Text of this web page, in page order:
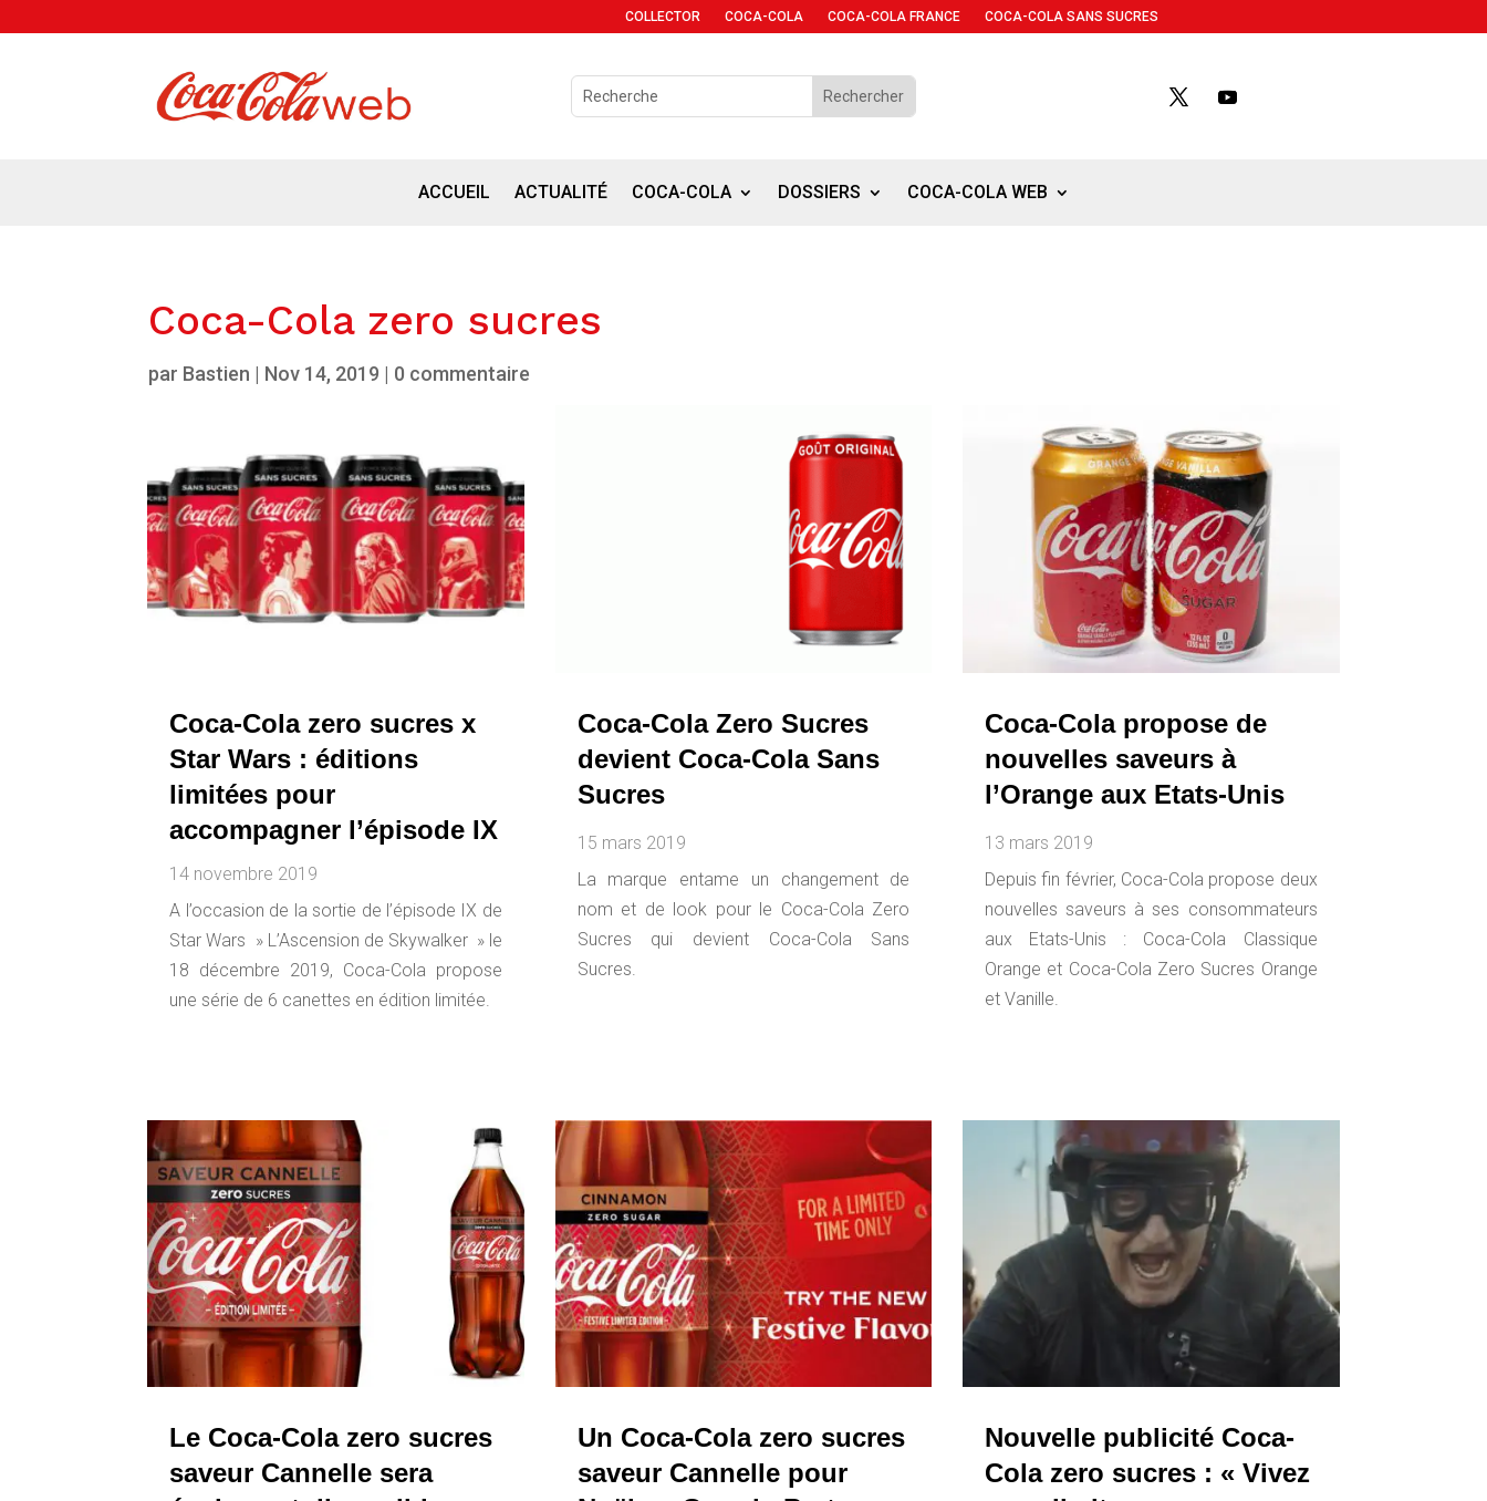
COLLECTOR COCA-COLA COCA-COLA FRANCE COCA-COLA SANS SUCRES
ACCUEIL ACTUALITÉ COCA-COLA DOSSIERS COCA-COLA WEB
Coca-Cola zero sucres
par Bastien | Nov 14, 2019 | 0 commentaire
Coca-Cola zero sucres x
Star Wars : éditions
limitées pour
accompagner l’épisode IX
14 novembre 2019
A l’occasion de la sortie de l’épisode IX de
Star Wars » L’Ascension de Skywalker » le
18 décembre 2019, Coca-Cola propose
une série de 6 canettes en édition limitée.
Coca-Cola Zero Sucres
devient Coca-Cola Sans
Sucres
15 mars 2019
La marque entame un changement de
nom et de look pour le Coca-Cola Zero
Sucres qui devient Coca-Cola Sans
Sucres.
Coca-Cola propose de
nouvelles saveurs à
l’Orange aux Etats-Unis
13 mars 2019
Depuis fin février, Coca-Cola propose deux
nouvelles saveurs à ses consommateurs
aux Etats-Unis : Coca-Cola Classique
Orange et Coca-Cola Zero Sucres Orange
et Vanille.
Le Coca-Cola zero sucres
saveur Cannelle sera
Un Coca-Cola zero sucres
saveur Cannelle pour
Nouvelle publicité Coca-
Cola zero sucres : « Vivez